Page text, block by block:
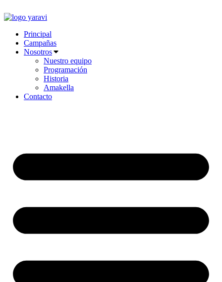
al
Principal
Campañas
Nosotros
Nuestro equipo
Programación
Historia
Amakella
Contacto